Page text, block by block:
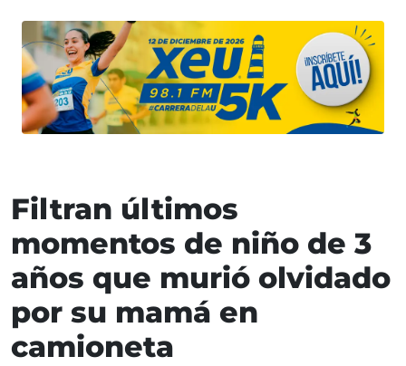
Filtran últimos
momentos de niño de 3
años que murió olvidado
por su mamá en
camioneta